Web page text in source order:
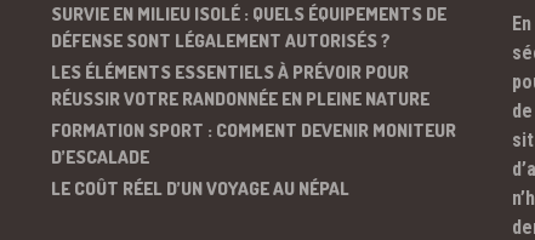
SURVIE EN MILIEU ISOLÉ : QUELS ÉQUIPEMENTS DE
DÉFENSE SONT LÉGALEMENT AUTORISÉS ?
LES ÉLÉMENTS ESSENTIELS À PRÉVOIR POUR
RÉUSSIR VOTRE RANDONNÉE EN PLEINE NATURE
FORMATION SPORT : COMMENT DEVENIR MONITEUR
D’ESCALADE
LE COÛT RÉEL D’UN VOYAGE AU NÉPAL